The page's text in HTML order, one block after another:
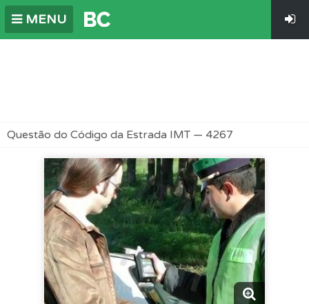
MENU
Questão do Código da Estrada IMT — 4267